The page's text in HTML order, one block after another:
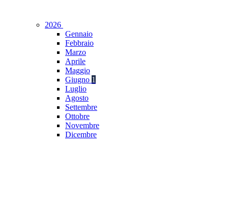
2026
Gennaio
Febbraio
Marzo
Aprile
Maggio
Giugno 1
Luglio
Agosto
Settembre
Ottobre
Novembre
Dicembre